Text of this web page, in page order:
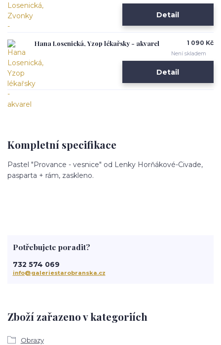
Detail
Hana Losenická, Yzop lékařsky - akvarel 1 090 Kč
Není skladem
Detail
Kompletní specifikace
Pastel "Provance - vesnice" od Lenky Horňákové-Civade,
pasparta + rám, zaskleno.
Zboží zařazeno v kategoriích
Obrazy
Potřebujete poradit?
732 574 069
info@galeriestarobranska.cz